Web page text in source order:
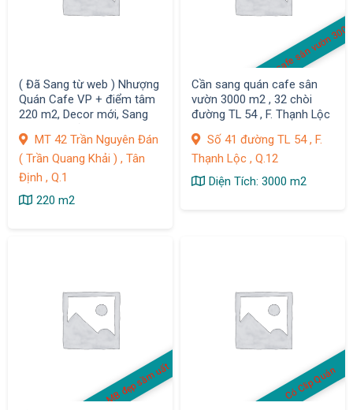
( Đã Sang từ web ) Nhượng
Quán Cafe VP + điểm tâm
220 m2, Decor mới, Sang
MT 42 Trần Nguyên Đán
( Trần Quang Khải ) , Tân
Định , Q.1
220 m2
quán cafe sân vườn
Cần sang quán cafe sân
vườn 3000 m2 , 32 chòi
đường TL 54 , F. Thạnh Lộc
Số 41 đường TL 54 , F.
Thạnh Lộc , Q.12
Diện Tích: 3000 m2
MB đẹp sầm uất Có Clip Quán